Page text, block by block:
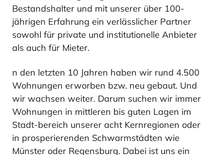
Bestandshalter und mit unserer über 100-
jährigen Erfahrung ein verlässlicher Partner
sowohl für private und institutionelle Anbieter
als auch für Mieter.
n den letzten 10 Jahren haben wir rund 4.500
Wohnungen erworben bzw. neu gebaut. Und
wir wachsen weiter. Darum suchen wir immer
Wohnungen in mittleren bis guten Lagen im
Stadt-bereich unserer acht Kernregionen oder
in prosperierenden Schwarmstädten wie
Münster oder Regensburg. Dabei ist uns ein